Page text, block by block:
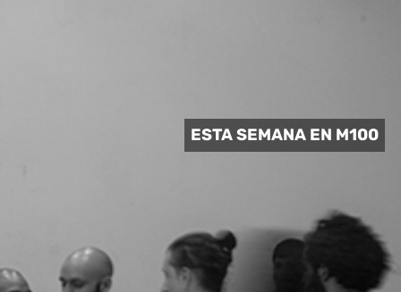
ESTA SEMANA EN M100